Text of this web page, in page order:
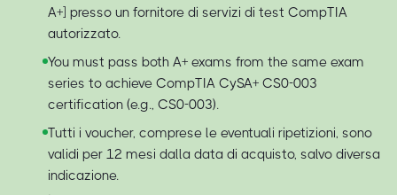
A+] presso un fornitore di servizi di test CompTIA
autorizzato.
You must pass both A+ exams from the same exam
series to achieve CompTIA CySA+ CS0-003
certification (e.g., CS0-003).
Tutti i voucher, comprese le eventuali ripetizioni, sono
validi per 12 mesi dalla data di acquisto, salvo diversa
indicazione.